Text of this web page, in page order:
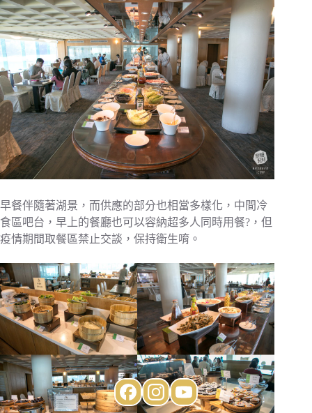
早餐伴隨著湖景，而供應的部分也相當多樣化，中間冷
食區吧台，早上的餐廳也可以容納超多人同時用餐?，但
疫情期間取餐區禁止交談，保持衛生唷。